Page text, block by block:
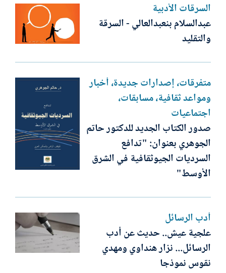
السرقات الأدبية
عبدالسلام بنعبدالعالي - السرقة
والتقليد
متفرقات، إصدارات جديدة، أخبار
ومواعد ثقافية، مسابقات،
اجتماعيات
صدور الكتاب الجديد للدكتور حاتم
الجوهري بعنوان: "تدافع
السرديات الجيوثقافية في الشرق
الأوسط"
أدب الرسائل
علجية عيش.. حديث عن أدب
الرسائل... نزار هنداوي ومهدي
نقوس نموذجا